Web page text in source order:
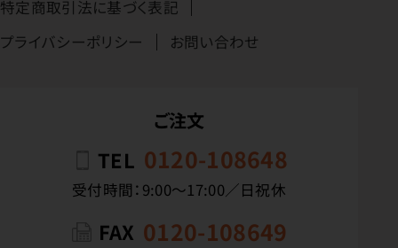
特定商取引法に基づく表記
プライバシーポリシー
お問い合わせ
ご注文
TEL 0120-108648
受付時間：9:00〜17:00／日祝休
FAX 0120-108649